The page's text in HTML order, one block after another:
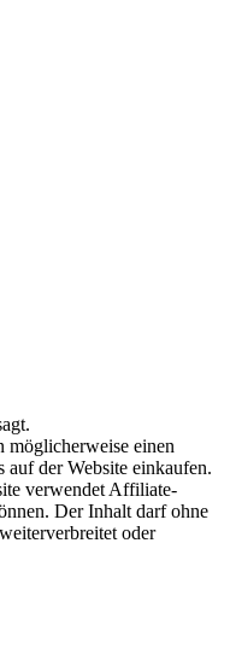
einen
der Website einkaufen.
verwendet Affiliate-
Der Inhalt darf ohne
oder